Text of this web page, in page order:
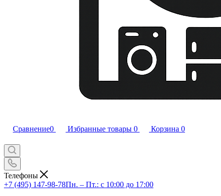
Сравнение0 Избранные товары 0 Корзина 0
Телефоны
+7 (495) 147-98-78Пн. – Пт.: с 10:00 до 17:00